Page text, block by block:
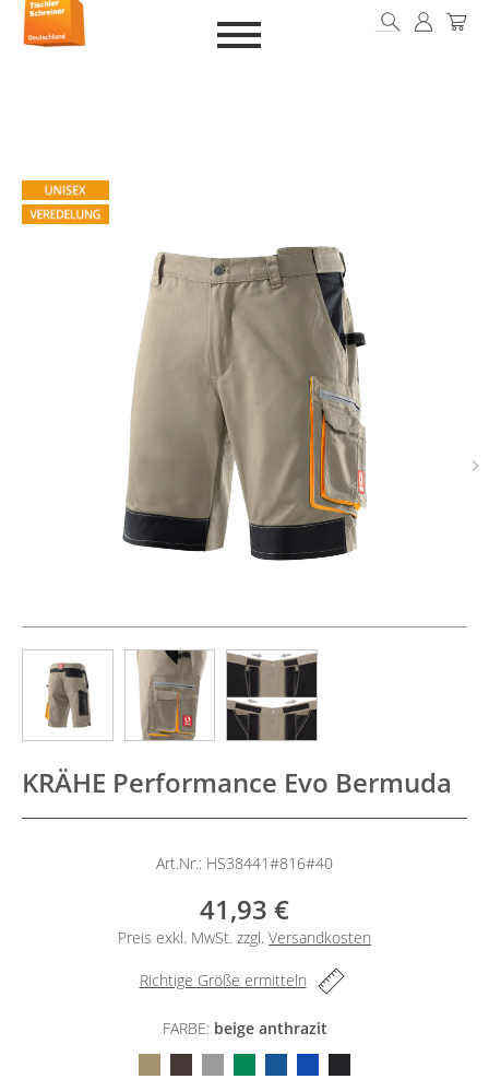
KRÄHE Performance Evo Bermuda
Art.Nr.: HS38441#816#40
41,93 €
Preis exkl. MwSt. zzgl. Versandkosten
Richtige Größe ermitteln
FARBE: beige anthrazit